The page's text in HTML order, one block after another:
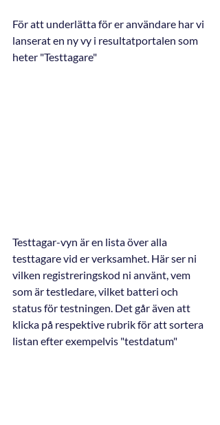
För att underlätta för er användare har vi
lanserat en ny vy i resultatportalen som
heter "Testtagare"
Testtagar-vyn är en lista över alla
testtagare vid er verksamhet. Här ser ni
vilken registreringskod ni använt, vem
som är testledare, vilket batteri och
status för testningen. Det går även att
klicka på respektive rubrik för att sortera
listan efter exempelvis "testdatum"